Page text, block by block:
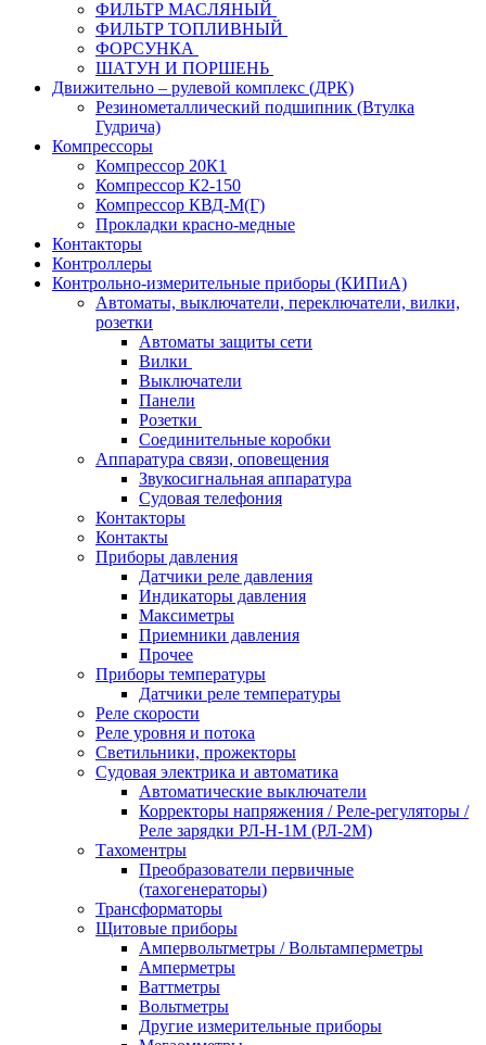
ФИЛЬТР МАСЛЯНЫЙ
ФИЛЬТР ТОПЛИВНЫЙ
ФОРСУНКА
ШАТУН И ПОРШЕНЬ
Движительно – рулевой комплекс (ДРК)
Резинометаллический подшипник (Втулка
Гудрича)
Компрессоры
Компрессор 20К1
Компрессор К2-150
Компрессор КВД-М(Г)
Прокладки красно-медные
Контакторы
Контроллеры
Контрольно-измерительные приборы (КИПиА)
Автоматы, выключатели, переключатели, вилки,
розетки
Автоматы защиты сети
Вилки
Выключатели
Панели
Розетки
Соединительные коробки
Аппаратура связи, оповещения
Звукосигнальная аппаратура
Судовая телефония
Контакторы
Контакты
Приборы давления
Датчики реле давления
Индикаторы давления
Максиметры
Приемники давления
Прочее
Приборы температуры
Датчики реле температуры
Реле скорости
Реле уровня и потока
Светильники, прожекторы
Судовая электрика и автоматика
Автоматические выключатели
Корректоры напряжения / Реле-регуляторы /
Реле зарядки РЛ-Н-1М (РЛ-2М)
Тахоментры
Преобразователи первичные
(тахогенераторы)
Трансформаторы
Щитовые приборы
Ампервольтметры / Вольтамперметры
Амперметры
Ваттметры
Вольтметры
Другие измерительные приборы